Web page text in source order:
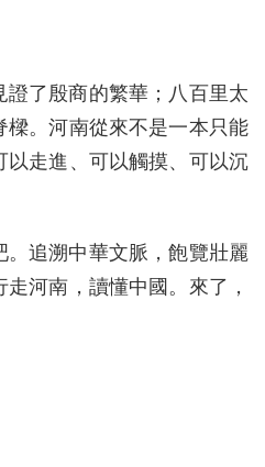
證了殷商的繁華；八百里太
。河南從來不是一本只能
走進、可以觸摸、可以沉
。追溯中華文脈，飽覽壯麗
河南，讀懂中國。來了，